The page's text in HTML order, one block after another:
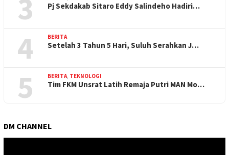
3 Pj Sekdakab Sitaro Eddy Salindeho Hadiri…
4 BERITA
Setelah 3 Tahun 5 Hari, Suluh Serahkan J…
5 BERITA, TEKNOLOGI
Tim FKM Unsrat Latih Remaja Putri MAN Mo…
DM CHANNEL